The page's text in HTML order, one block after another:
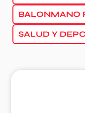
BALONMANO
SALUD Y